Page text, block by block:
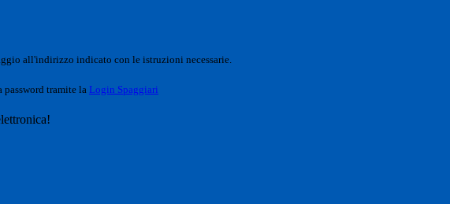
all'indirizzo indicato con le istruzioni necessarie.
password tramite la Login Spaggiari